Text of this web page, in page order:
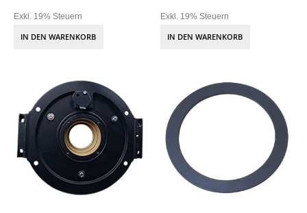
Exkl. 19% Steuern
IN DEN WARENKORB
Exkl. 19% Steuern
IN DEN WARENKORB